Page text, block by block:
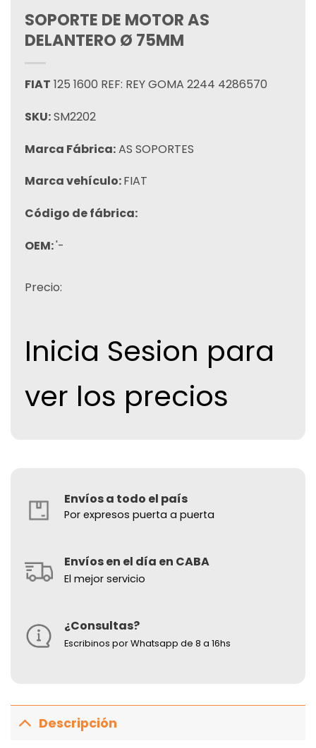
SOPORTE DE MOTOR AS
DELANTERO Ø 75MM
FIAT 125 1600 REF: REY GOMA 2244 4286570
SKU:SM2202
Marca Fábrica:AS SOPORTES
Marca vehículo:FIAT
Código de fábrica:
OEM:'-
Precio:
Inicia Sesion para
ver los precios
Envíos a todo el país
Por expresos puerta a puerta
Envíos en el día en CABA
El mejor servicio
¿Consultas?
Escribinos por Whatsapp de 8 a 16hs
Descripción